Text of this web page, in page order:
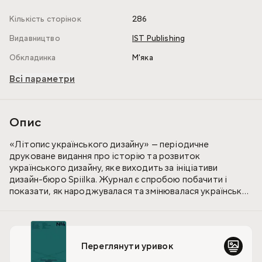
Кількість сторінок
286
Видавництво
IST Publishing
Обкладинка
М'яка
Всі параметри
Опис
«Літопис українського дизайну» — періодичне
друковане видання про історію та розвиток
українського дизайну, яке виходить за ініціативи
дизайн-бюро Spiilka. Журнал є спробою побачити і
показати, як народжувалася та змінювалася українська
Четвертий випуск про неочікуваний зв’язок між
опішняньскою керамікою та українським авангардом,
між театральною сценографією та сучасними
Переглянути уривок